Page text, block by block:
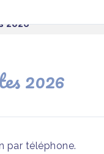
2026
2026
par téléphone.